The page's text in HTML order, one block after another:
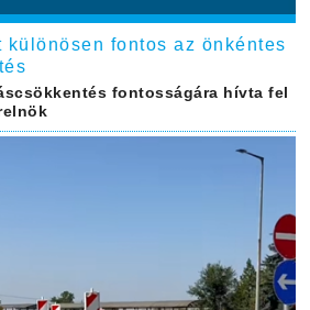
különösen fontos az önkéntes
fontosságára hívta fel